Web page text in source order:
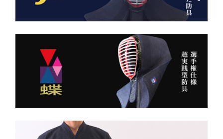
日本が誇る伝統織物 武州
金橋（8800番手 木綿生
地） を使用した 本格木綿
生地は明治5年創業の老舗
小島染織工業 による純国
縫製は熊本の熟練縫製工場
持つだけで気持ちが引き締
道場に入る一歩目から、勝
負のスイッチが入る。
――その一本を、あなたの
手に。